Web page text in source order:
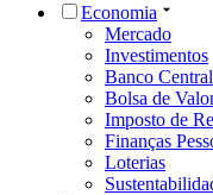
Economia
Mercado
Investimentos
Banco Central
Bolsa de
Imposto de
Finanças
Loterias